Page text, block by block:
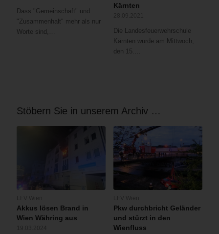
Dass "Gemeinschaft" und
"Zusammenhalt" mehr als nur
Worte sind,…
Kärnten
Die Landesfeuerwehrschule
Kärnten wurde am Mittwoch,
den 15.…
Stöbern Sie in unserem Archiv …
Akkus lösen Brand in
Wien Währing aus
Pkw durchbricht Geländer
und stürzt in den
Wienfluss